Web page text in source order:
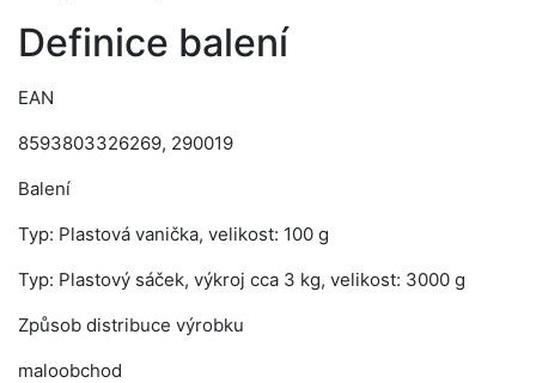
Definice balení
EAN
8593803326269, 290019
Balení
Typ: Plastová vanička, velikost: 100 g
Typ: Plastový sáček, výkroj cca 3 kg, velikost: 3000 g
Způsob distribuce výrobku
maloobchod